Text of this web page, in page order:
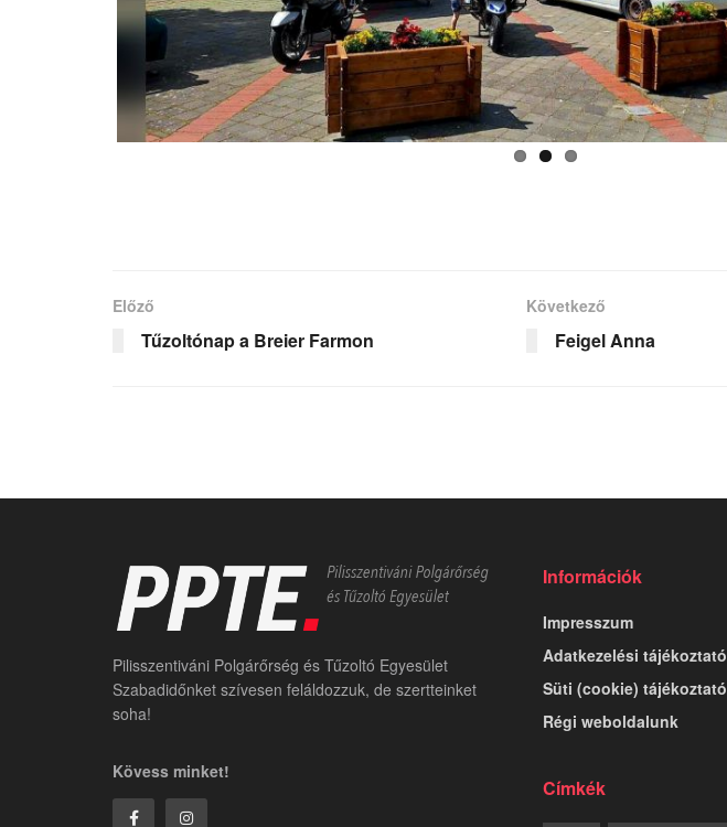
Előző
Tűzoltónap a Breier Farmon
Következő
Feigel Anna
Pilisszentiváni Polgárőrség és Tűzoltó Egyesület
Szabadidőnket szívesen feláldozzuk, de szertteinket
soha!
Kövess minket!
Információk
Impresszum
Adatkezelési tájékoztató
Süti (cookie) tájékoztató
Régi weboldalunk
Címkék